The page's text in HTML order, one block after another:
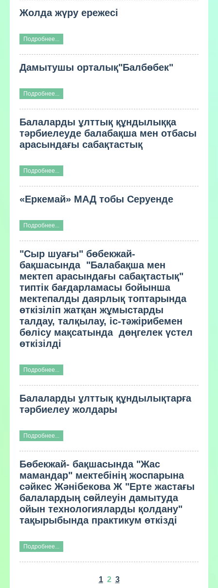
Жолда жүру ережесі
Подробнее...
Дамытушы орталық"Балбөбек"
Подробнее...
Балаларды ұлттық құндылыққа
тәрбиелеуде балабақша мен отбасы
арасындағы сабақтастық
Подробнее...
«Еркемай» МАД тобы Серуенде
Подробнее...
"Сыр шуағы" бөбекжай-
бақшасында "Балабақша мен
мектеп арасындағы сабақтастық"
типтік бағдарламасы бойынша
мектепалды даярлық топтарында
өткізіліп жатқан жұмыстарды
талдау, талқылау, іс-тәжірибемен
бөлісу мақсатында дөңгелек үстел
өткізілді
Подробнее...
Балаларды ұлттық құндылықтарға
тәрбиелеу жолдары
Подробнее...
Бөбекжай- бақшасында "Жас
мамандар" мектебінің жоспарына
сәйкес Жәнібекова Ж "Ерте жастағы
балалардың сөйлеуін дамытуда
ойын технологияларды қолдану"
тақырыбында практикум өткізді
Подробнее...
1 2 3